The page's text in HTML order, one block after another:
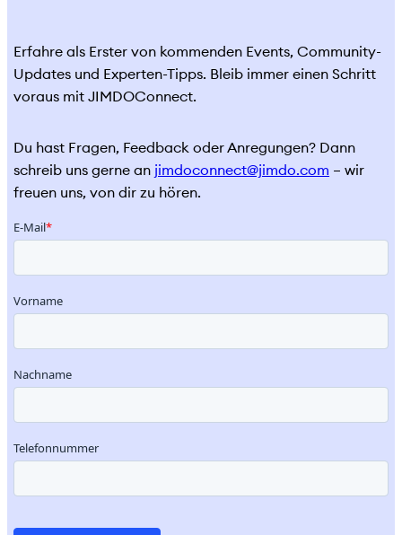
Erfahre als Erster von kommenden Events, Community-
Updates und Experten-Tipps. Bleib immer einen Schritt
voraus mit JIMDOConnect.
Du hast Fragen, Feedback oder Anregungen? Dann
schreib uns gerne an jimdoconnect@jimdo.com – wir
freuen uns, von dir zu hören.